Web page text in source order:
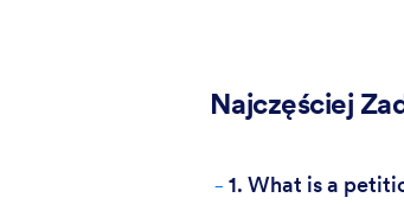
Najczęściej
- 1. What is a